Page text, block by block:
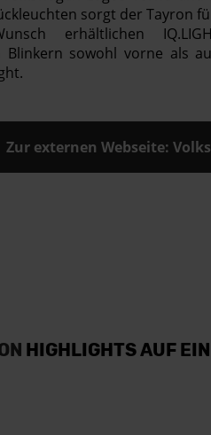
sorgt der Tayron
erhältlichen
Blinkern sowohl vorne als
Zur externen Webseite:
HIGHLIGHTS AUF